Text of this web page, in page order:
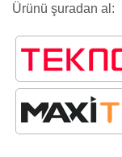
Ürünü şuradan al: